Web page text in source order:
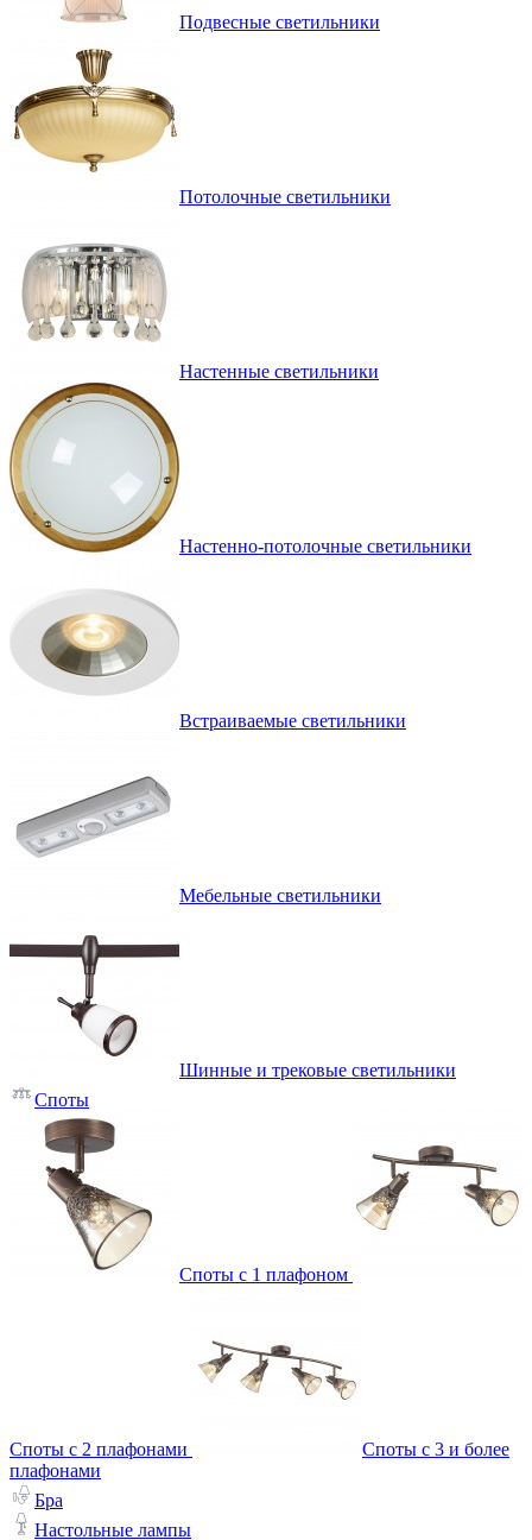
Подвесные светильники
Потолочные светильники
Настенные светильники
Настенно-потолочные светильники
Встраиваемые светильники
Мебельные светильники
Шинные и трековые светильники
Споты
Споты с 1 плафоном
Споты с 2 плафонами
Споты с 3 и более
плафонами
Бра
Настольные лампы